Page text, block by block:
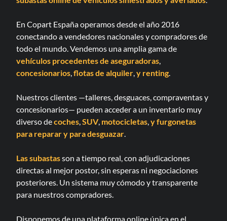
En Copart España operamos desde el año 2016
conectando a vendedores nacionales y compradores de
todo el mundo. Vendemos una amplia gama de
vehículos procedentes de aseguradoras
concesionarios flotas de alquiler y renting
Nuestros clientes —talleres, desguaces, compraventas y
concesionarios— pueden acceder a un inventario muy
diverso decoches SUV, motocicletas y furgonetas
para reparary para desguazar
Las subastasson a tiempo real, con adjudicaciones
directas al mejor postor, sin esperas ni negociaciones
posteriores. Un sistema muy cómodo y transparente
para nuestros compradores.
Disponemos de una plataforma online única en el